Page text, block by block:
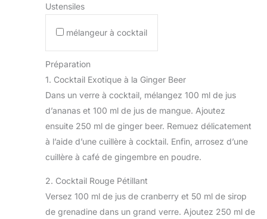
Ustensiles
mélangeur à cocktail
Préparation
1. Cocktail Exotique à la Ginger Beer
Dans un verre à cocktail, mélangez 100 ml de jus
d’ananas et 100 ml de jus de mangue. Ajoutez
ensuite 250 ml de ginger beer. Remuez délicatement
à l’aide d’une cuillère à cocktail. Enfin, arrosez d’une
cuillère à café de gingembre en poudre.
2. Cocktail Rouge Pétillant
Versez 100 ml de jus de cranberry et 50 ml de sirop
de grenadine dans un grand verre. Ajoutez 250 ml de